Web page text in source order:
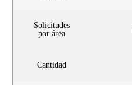
Solicitudes
por área
Cantidad